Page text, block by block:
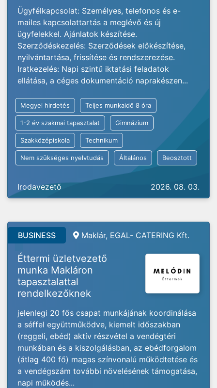
Ügyfélkapcsolat: Személyes, telefonos és e-
mailes kapcsolattartás a meglévő és új
ügyfelekkel. Ajánlatok készítése.
Szerződéskezelés: Szerződések előkészítése,
nyilvántartása, frissítése és rendszerezése.
Iratkezelés: Napi szintű iktatási feladatok
ellátása, a céges dokumentáció naprakészen...
Megyei hirdetés Teljes munkaidő 8 óra
1-2 év szakmai tapasztalat Gimnázium
Szakközépiskola Technikum
Nem szükséges nyelvtudás Általános Beosztott
Irodavezető 2026. 08. 03.
BUSINESS Maklár, EGAL- CATERING Kft.
Éttermi üzletvezető
munka Makláron
tapasztalattal
rendelkezőknek
jelenlegi 20 fős csapat munkájának koordinálása
a séffel együttműködve, kiemelt időszakban
(reggeli, ebéd) aktív részvétel a vendégtéri
munkában és a kiszolgálásban, az ebédforgalom
(átlag 400 fő) magas színvonalú működtetése és
a vendégszám további növelésének támogatása,
napi működés...